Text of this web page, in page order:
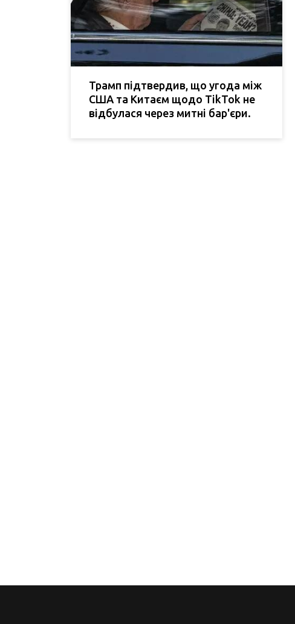
Трамп підтвердив, що угода між
США та Китаєм щодо TikTok не
відбулася через митні бар'єри.